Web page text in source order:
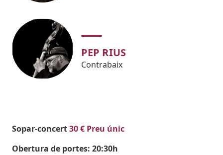
PEP RIUS
Contrabaix
Body
Sopar-concert30 € Preu únic
Obertura de portes: 20:30h